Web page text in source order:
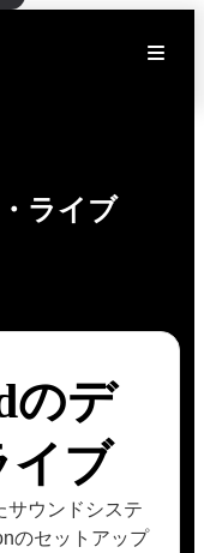
ライブ
のデ
イブ
サウンドシステ
のセットアップ